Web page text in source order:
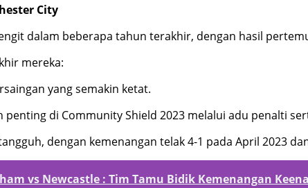
City
dalam beberapa tahun terakhir, dengan hasil
mereka:
yang semakin ketat.
di Community Shield 2023 melalui adu penalti
dengan kemenangan telak 4-1 pada April 2023
vs Newcastle : Tim Tamu Bidik Kemenangan